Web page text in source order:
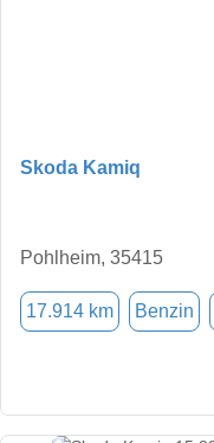
Skoda Kamiq
Pohlheim, 35415
17.914 km Benzin